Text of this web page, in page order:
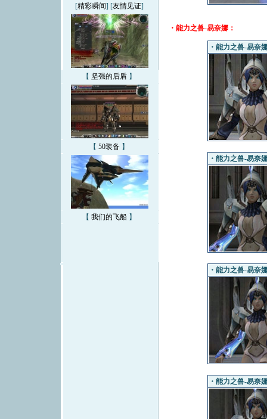
[精彩瞬间] [友情见证]
【 坚强的后盾 】
【50装备 】
【我们的飞船 】
・能力之兽-易奈娜：
・能力之兽-易奈
・能力之兽-易奈
・能力之兽-易奈
・能力之兽-易奈